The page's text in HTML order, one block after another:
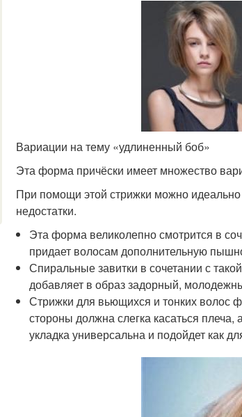
Вариации на тему «удлиненный боб»
Эта форма причёски имеет множество
При помощи этой стрижки можно идеально
недостатки.
Эта форма великолепно смотрится в
придает волосам дополнительную
Спиральные завитки в сочетании с
добавляет в образ задорный,
Стрижки для вьющихся и тонких волос
стороны должна слегка касаться
укладка универсальна и подойдет как